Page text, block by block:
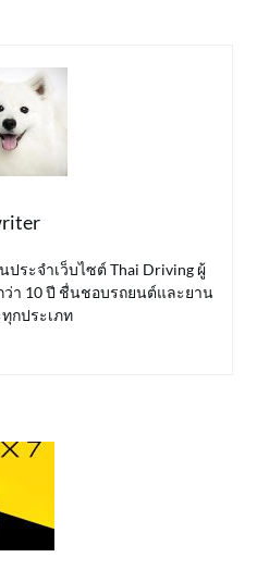
ประจำเว็บไซต์ Thai Driving ผู้
า 10 ปี ชื่นชอบรถยนต์และยาน
กประเภท